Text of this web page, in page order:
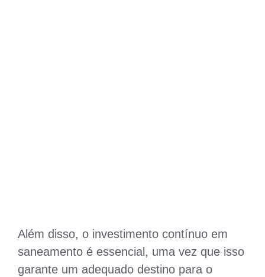
Além disso, o investimento contínuo em
saneamento é essencial, uma vez que isso
garante um adequado destino para o